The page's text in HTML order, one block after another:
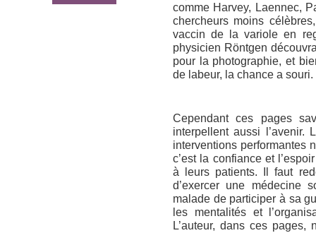
comme Harvey, Laennec,
chercheurs moins
vaccin de la variole en
physicien Röntgen
pour la photographie, et
de labeur, la chance a souri.
Cependant ces pages
interpellent aussi l’avenir.
interventions performantes
c’est la confiance et
à leurs patients. Il faut
d’exercer une médecine
malade de participer à sa
les mentalités et
L’auteur, dans ces